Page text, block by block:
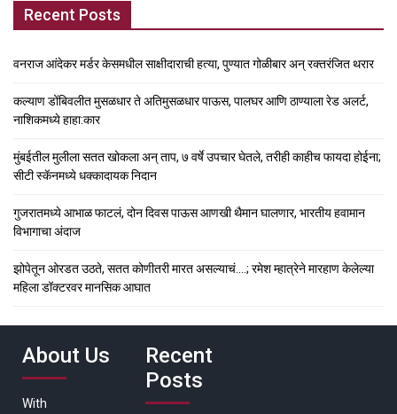
Recent Posts
वनराज आंदेकर मर्डर केसमधील साक्षीदाराची हत्या, पुण्यात गोळीबार अन् रक्तरंजित थरार
कल्याण डोंबिवलीत मुसळधार ते अतिमुसळधार पाऊस, पालघर आणि ठाण्याला रेड अलर्ट,
नाशिकमध्ये हाहा:कार
मुंबईतील मुलीला सतत खोकला अन् ताप, ७ वर्षे उपचार घेतले, तरीही काहीच फायदा होईना;
सीटी स्कॅनमध्ये धक्कादायक निदान
गुजरातमध्ये आभाळ फाटलं, दोन दिवस पाऊस आणखी थैमान घालणार, भारतीय हवामान
विभागाचा अंदाज
झोपेतून ओरडत उठते, सतत कोणीतरी मारत असल्याचं….; रमेश म्हात्रेने मारहाण केलेल्या
महिला डॉक्टरवर मानसिक आघात
About Us
With
Recent
Posts